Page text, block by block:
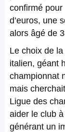
confirmé pour
d’euros, une
alors âgé de
Le choix de
italien, géant
championnat
mais
Ligue des
aider le club
générant un